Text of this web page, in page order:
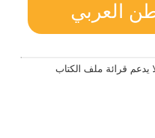
العربي
يدعم قرائة ملف الكتاب